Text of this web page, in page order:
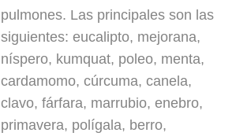
pulmones. Las principales son las
siguientes: eucalipto, mejorana,
níspero, kumquat, poleo, menta,
cardamomo, cúrcuma, canela,
clavo, fárfara, marrubio, enebro,
primavera, polígala, berro,